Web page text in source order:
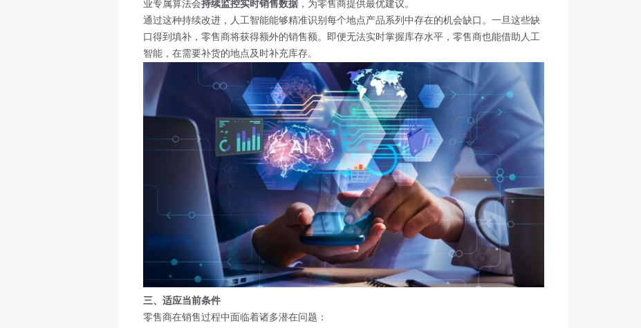
业专属算法会持续监控实时销售数据 ，为零售商提供最优建议。
通过这种持续改进，人工智能能够精准识别每个地点产品系列中存在的机会缺口。一旦这些缺
口得到填补，零售商将获得额外的销售额。即便无法实时掌握库存水平，零售商也能借助人工
智能，在需要补货的地点及时补充库存。
三、适应当前条件
零售商在销售过程中面临着诸多潜在问题：